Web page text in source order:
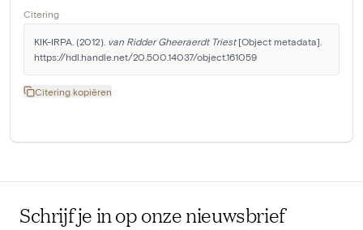
Citering
KIK-IRPA. (2012). van Ridder Gheeraerdt Triest [Object metadata].
https://hdl.handle.net/20.500.14037/object.161059
Citering kopiëren
Schrijf je in op onze nieuwsbrief